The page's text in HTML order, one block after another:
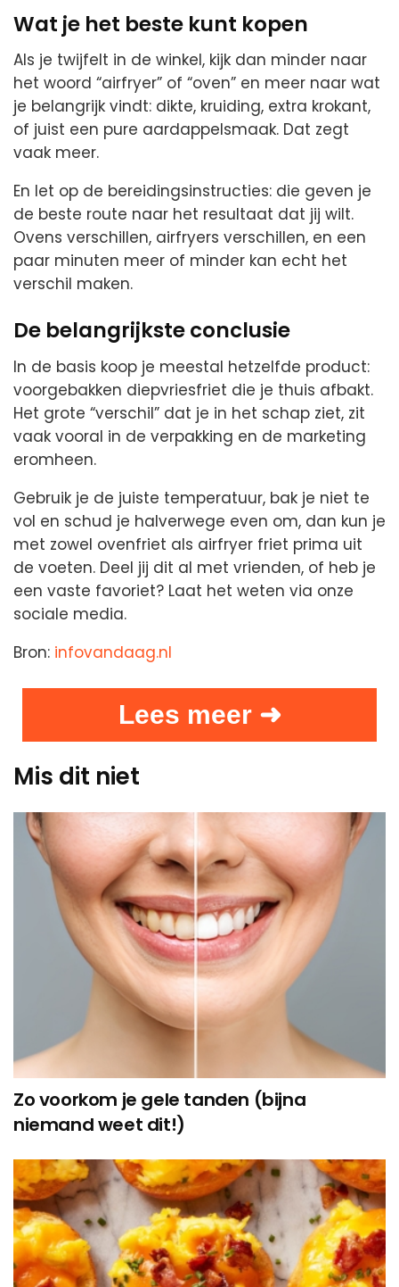
Wat je het beste kunt kopen
Als je twijfelt in de winkel, kijk dan minder naar
het woord “airfryer” of “oven” en meer naar wat
je belangrijk vindt: dikte, kruiding, extra krokant,
of juist een pure aardappelsmaak. Dat zegt
vaak meer.
En let op de bereidingsinstructies: die geven je
de beste route naar het resultaat dat jij wilt.
Ovens verschillen, airfryers verschillen, en een
paar minuten meer of minder kan echt het
verschil maken.
De belangrijkste conclusie
In de basis koop je meestal hetzelfde product:
voorgebakken diepvriesfriet die je thuis afbakt.
Het grote “verschil” dat je in het schap ziet, zit
vaak vooral in de verpakking en de marketing
eromheen.
Gebruik je de juiste temperatuur, bak je niet te
vol en schud je halverwege even om, dan kun je
met zowel ovenfriet als airfryer friet prima uit
de voeten. Deel jij dit al met vrienden, of heb je
een vaste favoriet? Laat het weten via onze
sociale media.
Bron: infovandaag.nl
Lees meer ➜
Mis dit niet
Zo voorkom je gele tanden (bijna
niemand weet dit!)